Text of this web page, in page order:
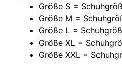
Größe S =
Größe M =
Größe L =
Größe XL =
Größe XXL =